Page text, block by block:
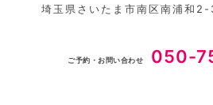
埼玉県さいたま市南区南浦和
ご予約・お問い合わせ 050-